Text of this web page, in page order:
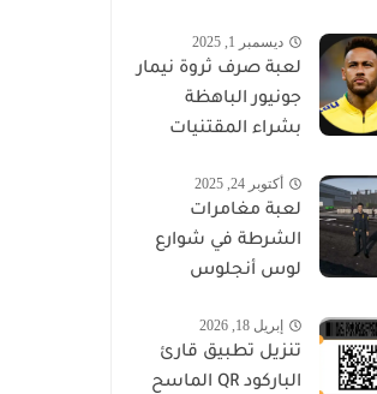
ديسمبر 1, 2025
لعبة صرف ثروة نيمار
جونيور الباهظة
بشراء المقتنيات
أكتوبر 24, 2025
لعبة مغامرات
الشرطة في شوارع
لوس أنجلوس
إبريل 18, 2026
تنزيل تطبيق قارئ
الباركود QR الماسح